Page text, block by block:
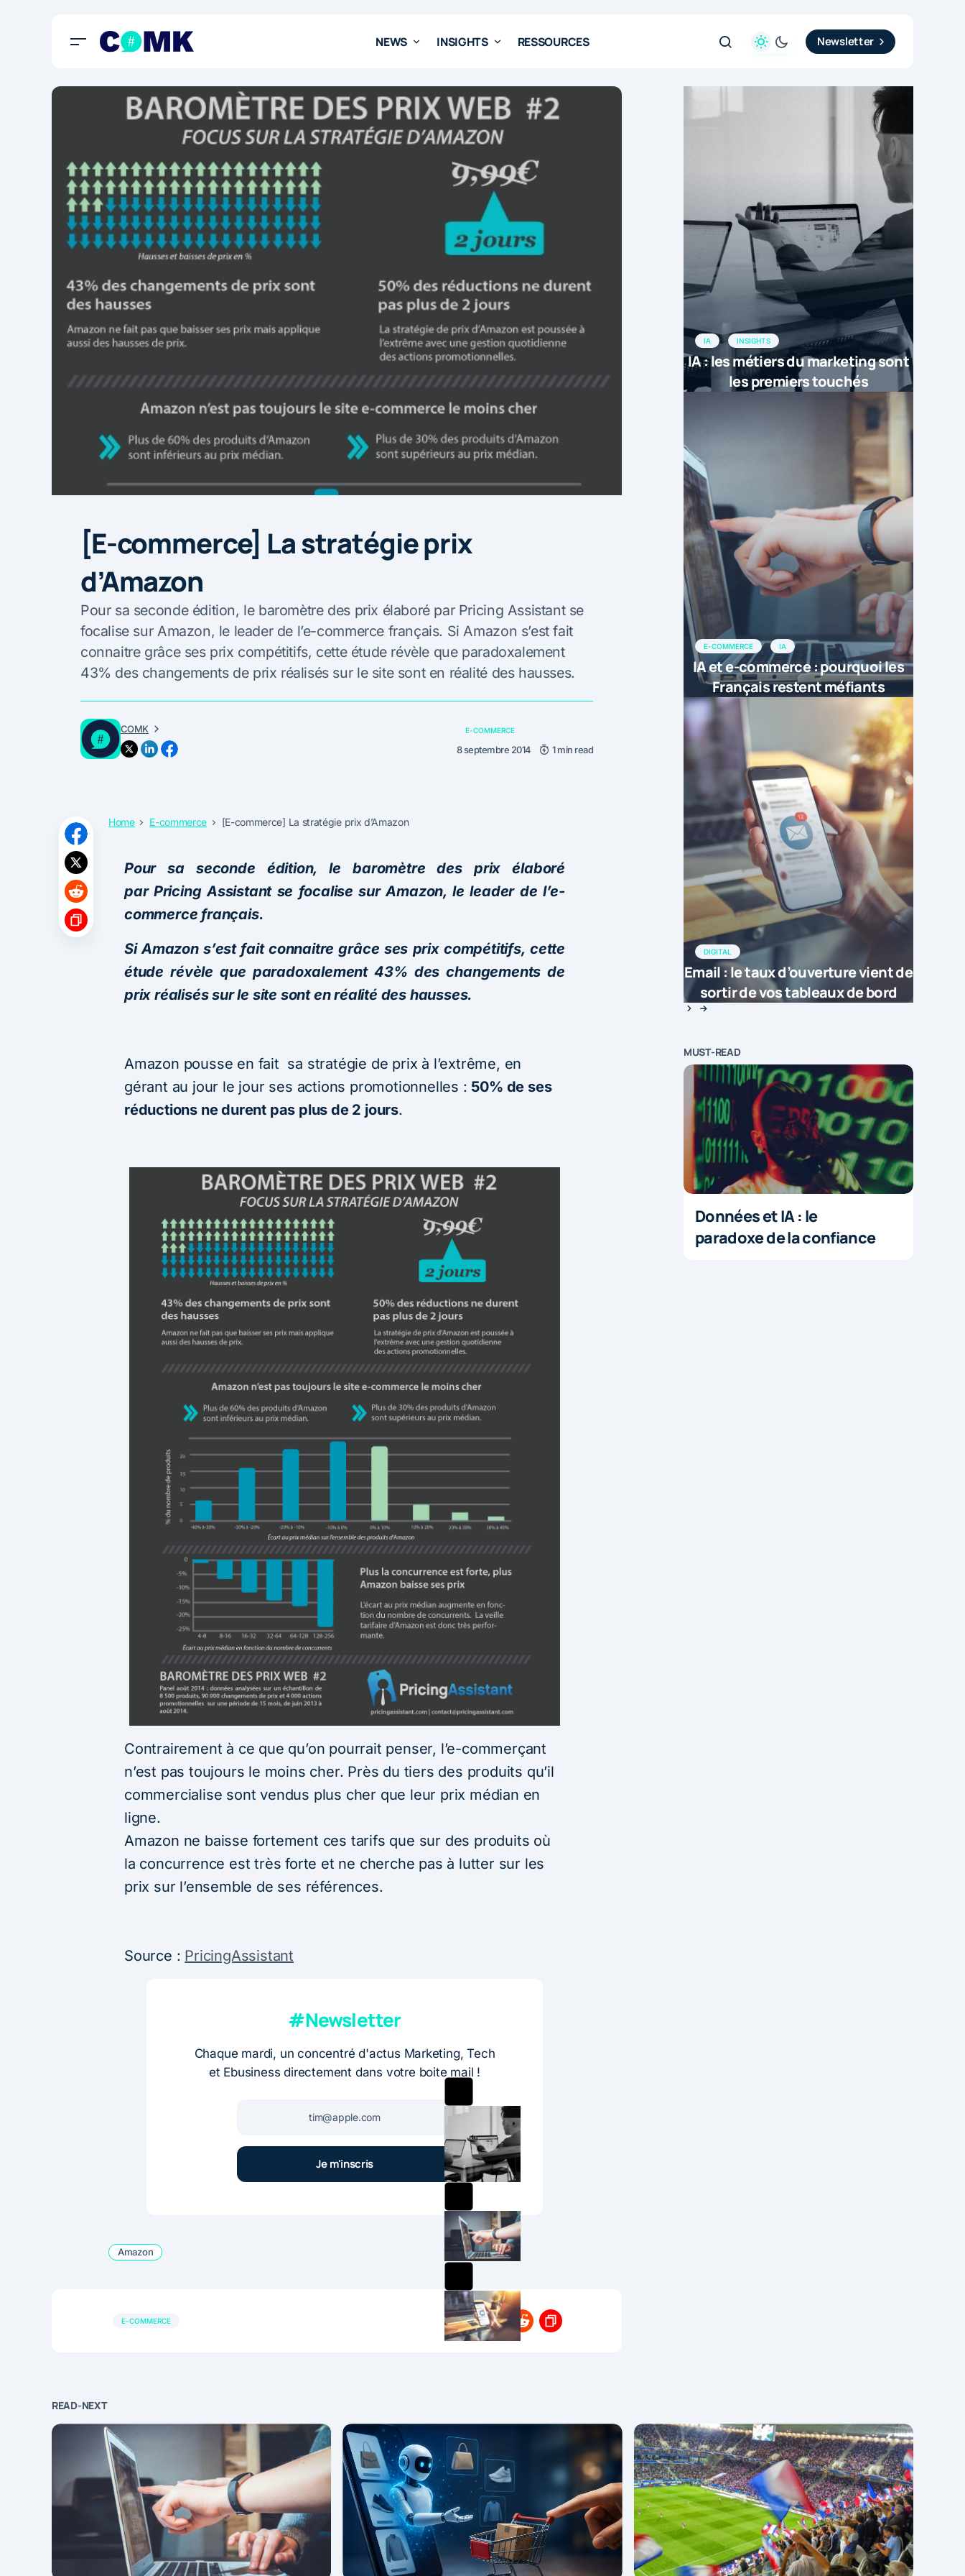
NEWS INSIGHTS RESSOURCES Newsletter
[E-commerce] La stratégie prix
d’Amazon
Pour sa seconde édition, le baromètre des prix élaboré par Pricing Assistant se
focalise sur Amazon, le leader de l’e-commerce français. Si Amazon s’est fait
connaitre grâce ses prix compétitifs, cette étude révèle que paradoxalement
43% des changements de prix réalisés sur le site sont en réalité des hausses.
COMK E-COMMERCE
8 septembre 2014 1 min read
Home E-commerce [E-commerce] La stratégie prix d’Amazon
Pour sa seconde édition, le baromètre des prix élaboré
par Pricing Assistant se focalise sur Amazon, le leader de l’e-
commerce français.
Si Amazon s’est fait connaitre grâce ses prix compétitifs, cette
étude révèle que paradoxalement 43% des changements de
prix réalisés sur le site sont en réalité des hausses.
Amazon pousse en fait sa stratégie de prix à l’extrême, en
gérant au jour le jour ses actions promotionnelles : 50% de ses
réductions ne durent pas plus de 2 jours.
Contrairement à ce que qu’on pourrait penser, l’e-commerçant
n’est pas toujours le moins cher. Près du tiers des produits qu’il
commercialise sont vendus plus cher que leur prix médian en
ligne.
Amazon ne baisse fortement ces tarifs que sur des produits où
la concurrence est très forte et ne cherche pas à lutter sur les
prix sur l’ensemble de ses références.
Source : PricingAssistant
#Newsletter
Chaque mardi, un concentré d'actus Marketing, Tech
et Ebusiness directement dans votre boite mail !
Amazon
E-COMMERCE
IA INSIGHTS
IA : les métiers du marketing sont
les premiers touchés
E-COMMERCE IA
IA et e-commerce : pourquoi les
Français restent méfiants
DIGITAL
Email : le taux d’ouverture vient de
sortir de vos tableaux de bord
MUST-READ
Données et IA : le
paradoxe de la confiance
READ-NEXT